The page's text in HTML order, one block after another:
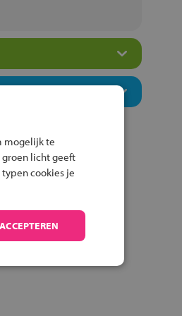
mogelijk te
groen licht geeft
cookies je